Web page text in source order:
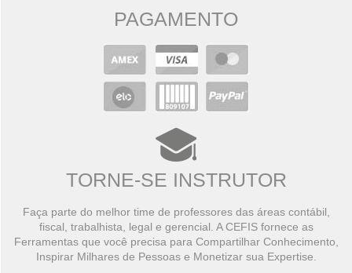
PAGAMENTO
TORNE-SE INSTRUTOR
Faça parte do melhor time de professores das áreas contábil,
fiscal, trabalhista, legal e gerencial. A CEFIS fornece as
Ferramentas que você precisa para Compartilhar Conhecimento,
Inspirar Milhares de Pessoas e Monetizar sua Expertise.